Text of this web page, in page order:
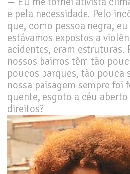
e pela necessidade. Pelo
que, como pessoa negra,
estávamos expostos a
acidentes, eram estruturas.
nossos bairros têm tão
poucos parques, tão pouca
nossa paisagem sempre foi
quente, esgoto a céu aberto
direitos?